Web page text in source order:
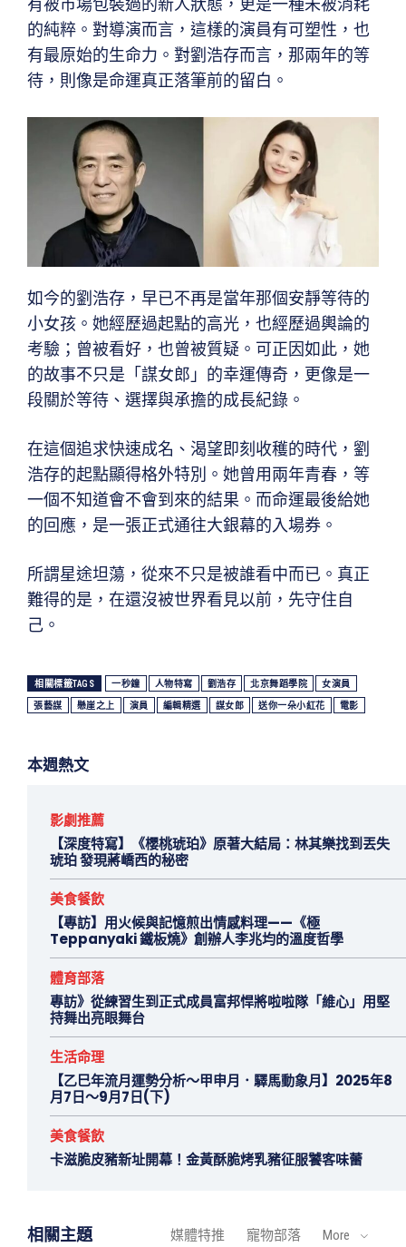
的純粹。對導演而言，這樣的演員有可塑性，也
有最原始的生命力。對劉浩存而言，那兩年的等
待，則像是命運真正落筆前的留白。
如今的劉浩存，早已不再是當年那個安靜等待的
小女孩。她經歷過起點的高光，也經歷過輿論的
考驗；曾被看好，也曾被質疑。可正因如此，她
的故事不只是「謀女郎」的幸運傳奇，更像是一
段關於等待、選擇與承擔的成長紀錄。
在這個追求快速成名、渴望即刻收穫的時代，劉
浩存的起點顯得格外特別。她曾用兩年青春，等
一個不知道會不會到來的結果。而命運最後給她
的回應，是一張正式通往大銀幕的入場券。
所謂星途坦蕩，從來不只是被誰看中而已。真正
難得的是，在還沒被世界看見以前，先守住自
己。
相關標籤TAGS 一秒鐘 人物特寫 劉浩存 北京舞蹈學院 女演員
張藝謀 懸崖之上 演員 編輯精選 謀女郎 送你一朵小紅花 電影
本週熱文
影劇推薦
【深度特寫】《櫻桃琥珀》原著大結局：林其樂找到丟失
琥珀 發現蔣嶠西的秘密
美食餐飲
【專訪】用火候與記憶煎出情感料理——《極
Teppanyaki 鐵板燒》創辦人李兆均的溫度哲學
體育部落
專訪》從練習生到正式成員富邦悍將啦啦隊「維心」用堅
持舞出亮眼舞台
生活命理
【乙巳年流月運勢分析～甲申月．驛馬動象月】2025年8
月7日～9月7日(下)
美食餐飲
卡滋脆皮豬新址開幕！金黃酥脆烤乳豬征服饕客味蕾
相關主題 媒體特推 寵物部落 More